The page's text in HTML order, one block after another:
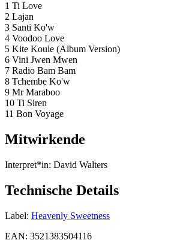
1 Ti Love
2 Lajan
3 Santi Ko'w
4 Voodoo Love
5 Kite Koule (Album Version)
6 Vini Jwen Mwen
7 Radio Bam Bam
8 Tchembe Ko'w
9 Mr Maraboo
10 Ti Siren
11 Bon Voyage
Mitwirkende
Interpret*in: David Walters
Technische Details
Label: Heavenly Sweetness
EAN: 3521383504116